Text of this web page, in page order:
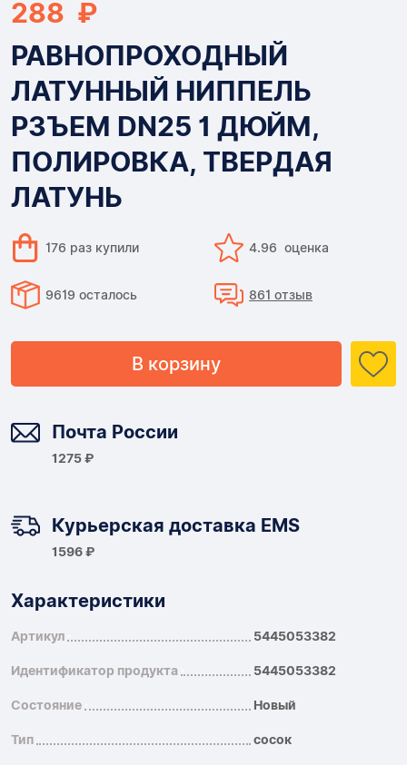
288 ₽
РАВНОПРОХОДНЫЙ
ЛАТУННЫЙ НИППЕЛЬ
РЗЪЕМ DN25 1 ДЮЙМ,
ПОЛИРОВКА, ТВЕРДАЯ
ЛАТУНЬ
176 раз купили 4.96 оценка
9619 осталось 861 отзыв
В корзину
Почта России
1275 ₽
Курьерская доставка EMS
1596 ₽
Характеристики
Артикул 5445053382
Идентификатор продукта 5445053382
Состояние Новый
Тип сосок